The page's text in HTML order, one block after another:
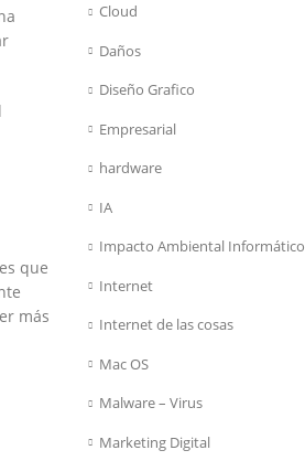
que
más
Cloud
Daños
Diseño Grafico
Empresarial
hardware
IA
Impacto Ambiental Informático
Internet
Internet de las cosas
Mac OS
Malware – Virus
Marketing Digital